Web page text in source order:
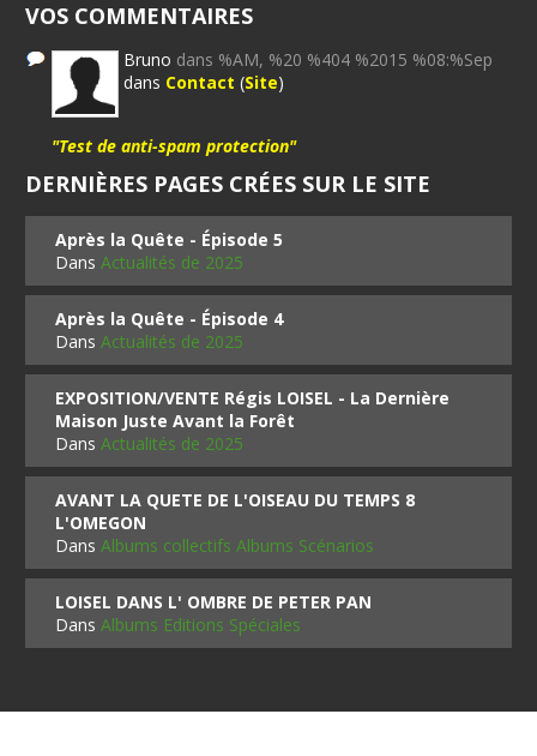
VOS COMMENTAIRES
Bruno dans %AM, %20 %404 %2015 %08:%Sep
dans Contact (Site)
"Test de anti-spam protection"
DERNIÈRES PAGES CRÉES SUR LE SITE
Après la Quête - Épisode 5
DansActualités de 2025
Après la Quête - Épisode 4
DansActualités de 2025
EXPOSITION/VENTE Régis LOISEL - La Dernière
Maison Juste Avant la Forêt
DansActualités de 2025
AVANT LA QUETE DE L'OISEAU DU TEMPS 8
L'OMEGON
DansAlbums collectifs Albums Scénarios
LOISEL DANS L' OMBRE DE PETER PAN
DansAlbums Editions Spéciales